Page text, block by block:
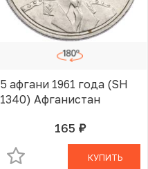
5 афгани 1961 года (SH
1340) Афганистан
165 руб.В КОРЗИНЕ
КУПИТЬ